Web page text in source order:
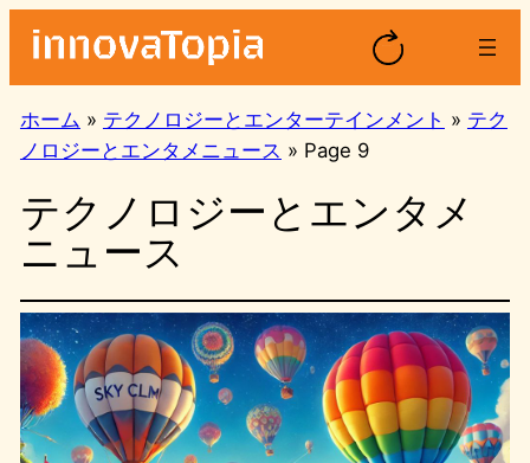
を
ス
プ
ホーム » テクノロジーとエンターテインメント » テク
ノロジーとエンタメニュース » Page 9
テクノロジーとエンタメ
ニュース